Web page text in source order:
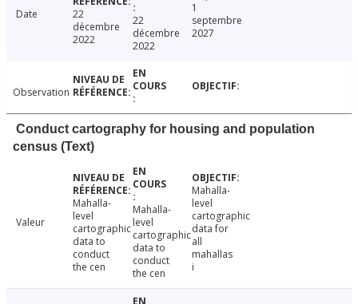
Date
22
décembre
2022
22
décembre
2022
1
septembre
2027
Observation
Conduct cartography for housing and population
census (Text)
Valeur
Mahalla-
level
cartographic
data to
conduct
the cen
Mahalla-
level
cartographic
data to
conduct
the cen
Mahalla-
level
cartographic
data for
all
mahallas
i